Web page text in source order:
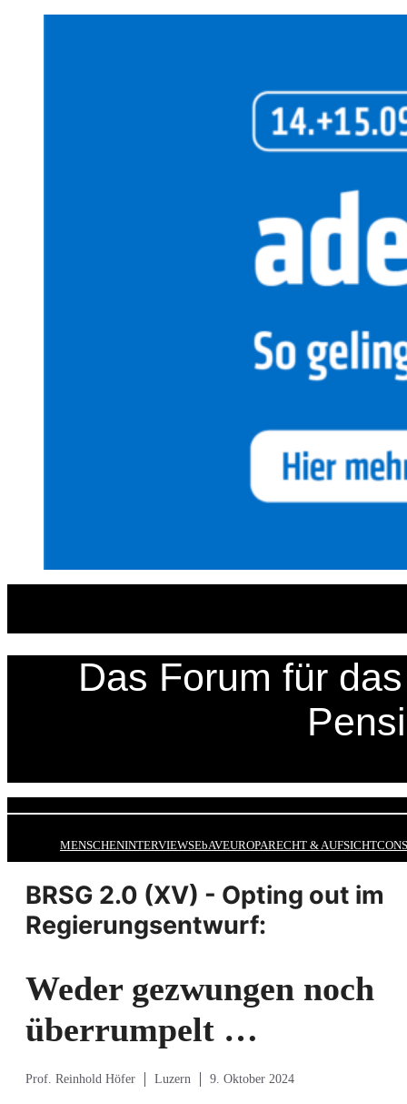
Das Forum für
MENSCHENINTERVIEWSEbAVEUROPARECHT & AUFSICHT
BRSG 2.0 (XV) - Opting out im
Regierungsentwurf:
Weder gezwungen noch
überrumpelt …
Prof. Reinhold Höfer Luzern 9. Oktober 2024